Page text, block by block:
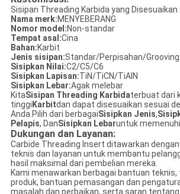
Sisipan Threading Karbida yang Disesuaikan
Nama merk:MENYEBERANG
Nomor model:Non-standar
Tempat asal:Cina
Bahan:Karbit
Jenis sisipan:Standar/Perpisahan/Grooving
Sisipkan Nilai:C2/C5/C6
Sisipkan Lapisan:TiN/TiCN/TiAlN
Sisipkan Lebar:Agak melebar
KitaSisipan Threading Karbidaterbuat dari
tinggi Karbitdan dapat disesuaikan sesuai
Anda.Pilih dari berbagaiSisipkan Jenis,
Pelapis, DanSisipkan Lebaruntuk
Dukungan dan Layanan:
Carbide Threading Insert ditawarkan
teknis dan layanan untuk membantu
hasil maksimal dari pembelian mereka.
Kami menawarkan berbagai bantuan
produk, bantuan pemasangan dan
masalah dan perbaikan, serta saran